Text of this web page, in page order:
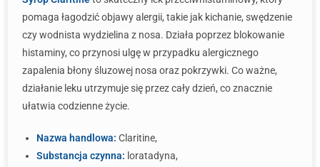
pomaga łagodzić objawy alergii, takie jak kichanie, swędzenie
czy wodnista wydzielina z nosa. Działa poprzez blokowanie
histaminy, co przynosi ulgę w przypadku alergicznego
zapalenia błony śluzowej nosa oraz pokrzywki. Co ważne,
działanie leku utrzymuje się przez cały dzień, co znacznie
ułatwia codzienne życie.
Nazwa handlowa: Claritine,
Substancja czynna: loratadyna,